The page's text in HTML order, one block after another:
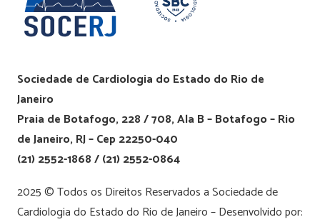
Sociedade de Cardiologia do Estado do Rio de
Janeiro
Praia de Botafogo, 228 / 708, Ala B – Botafogo – Rio
de Janeiro, RJ – Cep 22250-040
(21) 2552-1868 / (21) 2552-0864
2025 © Todos os Direitos Reservados a Sociedade de
Cardiologia do Estado do Rio de Janeiro – Desenvolvido por: